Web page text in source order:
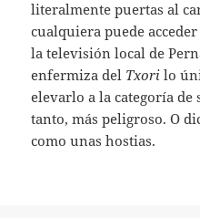
literalmente puertas al
cualquiera puede
la televisión local de
enfermiza del Txori lo
elevarlo a la categoría
tanto, más peligroso. O
como unas hostias.